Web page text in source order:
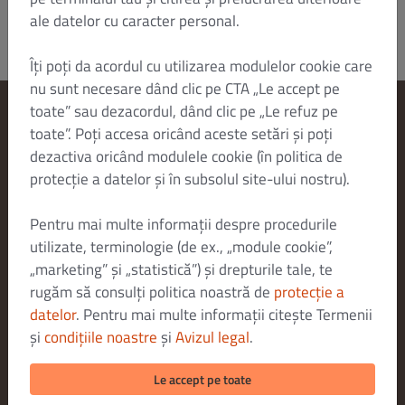
Modificare setări cookie-uri
Contactează-ne
Politica de confidențialitate
Termeni și condiții
Aviz juridic
METODE DE PLATĂ PENTRU LIVRARE
METODE DE PLATĂ PENTRU RIDICARE
ale datelor cu caracter personal.
Îți poți da acordul cu utilizarea modulelor cookie care
nu sunt necesare dând clic pe CTA „Le accept pe
toate” sau dezacordul, dând clic pe „Le refuz pe
toate”. Poți accesa oricând aceste setări și poți
dezactiva oricând modulele cookie (în politica de
protecție a datelor și în subsolul site-ului nostru).
Pentru mai multe informații despre procedurile
utilizate, terminologie (de ex., „module cookie”,
„marketing” și „statistică”) și drepturile tale, te
rugăm să consulți politica noastră de protecție a
datelor. Pentru mai multe informații citește Termenii
șicondițiile noastreșiAvizul legal.
Le accept pe toate